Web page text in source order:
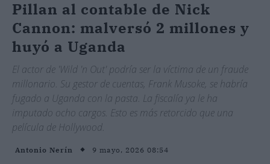
Pillan al contable de Nick
Cannon: malversó 2 millones y
huyó a Uganda
El actor de 'Wild 'n Out' podría ser la víctima de un fraude
millonario. Su gestor de cuentas, Frank Musoke, se habría
fugado a Uganda con la pasta. La fiscalía ya le ha
imputado ocho cargos. Esto es más retorcido que una
película de Hollywood.
Antonio Nerín 9 mayo, 2026 08:54